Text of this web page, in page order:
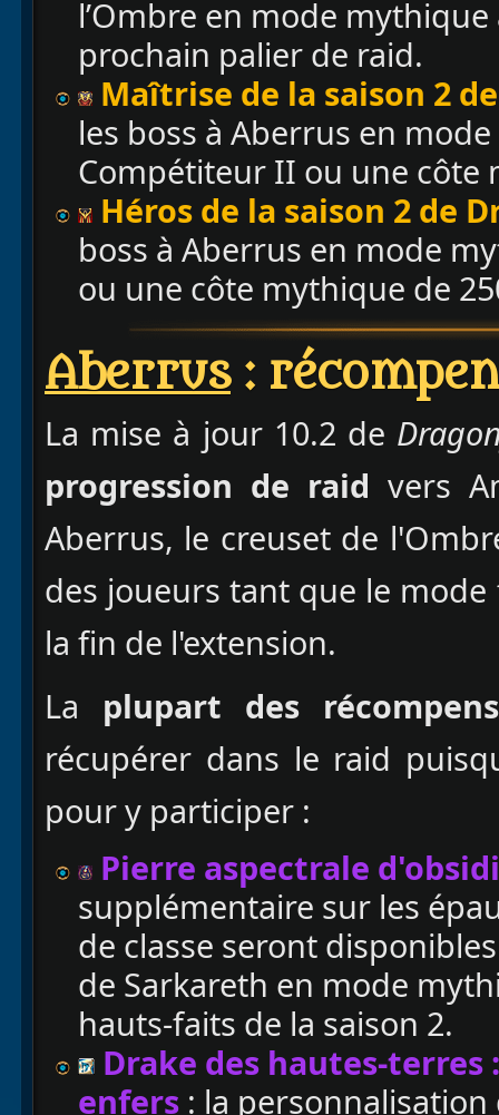
l’Ombre en mode
prochain palier de raid.
Maîtrise de la saison 2
les boss à Aberrus en
Compétiteur II ou une côte
Héros de la saison 2 de
boss à Aberrus en mode
ou une côte mythique de
Aberrus:
La mise à jour 10.2 de
progression de raid vers
Aberrus, le creuset de
des joueurs tant que le
la fin de l'extension.
La plupart des
récupérer dans le raid
pour y participer :
Pierre aspectrale
supplémentaire sur les
de classe seront
de Sarkareth en mode
hauts-faits de la saison 2.
Drake des hautes-
enfers : la